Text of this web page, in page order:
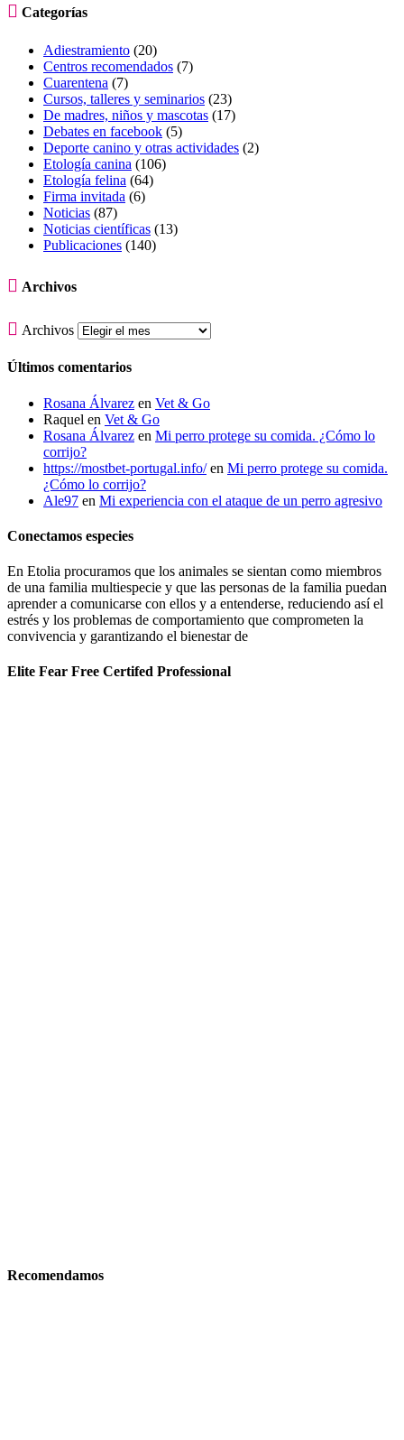
 Categorías
Adiestramiento (20)
Centros recomendados (7)
Cuarentena (7)
Cursos, talleres y seminarios (23)
De madres, niños y mascotas (17)
Debates en facebook (5)
Deporte canino y otras actividades (2)
Etología canina (106)
Etología felina (64)
Firma invitada (6)
Noticias (87)
Noticias científicas (13)
Publicaciones (140)
 Archivos
 Archivos
Últimos comentarios
Rosana Álvarez en Vet & Go
Raquel en Vet & Go
Rosana Álvarez en Mi perro protege su comida. ¿Cómo lo
corrijo?
https://mostbet-portugal.info/en Mi perro protege su comida.
¿Cómo lo corrijo?
Ale97 en Mi experiencia con el ataque de un perro agresivo
Conectamos especies
En Etolia procuramos que los animales se sientan como miembros
de una familia multiespecie y que las personas de la familia puedan
aprender a comunicarse con ellos y a entenderse, reduciendo así el
estrés y los problemas de comportamiento que comprometen la
convivencia y garantizando el bienestar de
Elite Fear Free Certifed Professional
Recomendamos